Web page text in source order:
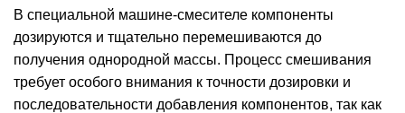
В специальной машине-смесителе компоненты
дозируются и тщательно перемешиваются до
получения однородной массы. Процесс смешивания
требует особого внимания к точности дозировки и
последовательности добавления компонентов, так как